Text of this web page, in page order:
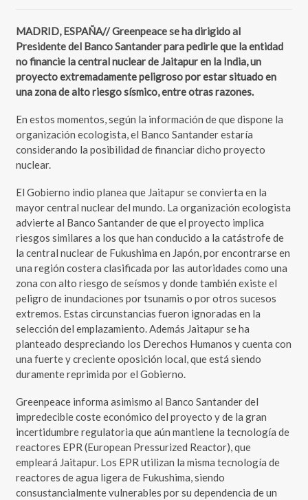
MADRID, ESPAÑA// Greenpeace se ha dirigido al
Presidente del Banco Santander para pedirle que la entidad
no financie la central nuclear de Jaitapur en la India, un
proyecto extremadamente peligroso por estar situado en
una zona de alto riesgo sísmico, entre otras razones.
En estos momentos, según la información de que dispone la
organización ecologista, el Banco Santander estaría
considerando la posibilidad de financiar dicho proyecto
nuclear.
El Gobierno indio planea que Jaitapur se convierta en la
mayor central nuclear del mundo. La organización ecologista
advierte al Banco Santander de que el proyecto implica
riesgos similares a los que han conducido a la catástrofe de
la central nuclear de Fukushima en Japón, por encontrarse en
una región costera clasificada por las autoridades como una
zona con alto riesgo de seísmos y donde también existe el
peligro de inundaciones por tsunamis o por otros sucesos
extremos. Estas circunstancias fueron ignoradas en la
selección del emplazamiento. Además Jaitapur se ha
planteado despreciando los Derechos Humanos y cuenta con
una fuerte y creciente oposición local, que está siendo
duramente reprimida por el Gobierno.
Greenpeace informa asimismo al Banco Santander del
impredecible coste económico del proyecto y de la gran
incertidumbre regulatoria que aún mantiene la tecnología de
reactores EPR (European Pressurized Reactor), que
empleará Jaitapur. Los EPR utilizan la misma tecnología de
reactores de agua ligera de Fukushima, siendo
consustancialmente vulnerables por su dependencia de un